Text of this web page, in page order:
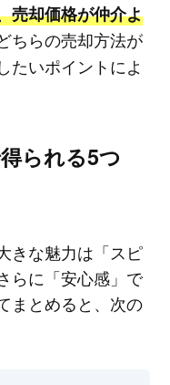
売却価格が仲介よ
ちらの売却方法が
たいポイントによ
られる5つ
きな魅力は「スピ
らに「安心感」で
まとめると、次の